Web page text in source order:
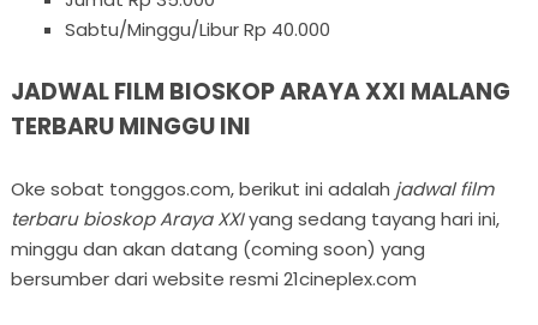
Sabtu/Minggu/Libur Rp 40.000
JADWAL FILM BIOSKOP ARAYA XXI MALANG
TERBARU MINGGU INI
Oke sobat tonggos.com, berikut ini adalah jadwal film
terbaru bioskop Araya XXIyang sedang tayang hari ini,
minggu dan akan datang (coming soon) yang
bersumber dari website resmi 21cineplex.com